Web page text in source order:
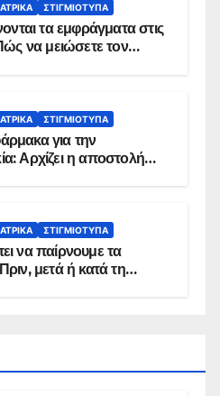
ΣΤΙΓΜΙΌΤΥΠΑ
τα εμφράγματα στις
να μειώσετε τον
ΣΤΙΓΜΙΌΤΥΠΑ
για την
Αρχίζει η αποστολή
ΣΤΙΓΜΙΌΤΥΠΑ
να παίρνουμε τα
μετά ή κατά τη